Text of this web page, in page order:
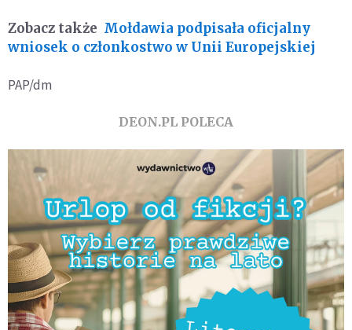
Zobacz także Mołdawia podpisała oficjalny
wniosek o członkostwo w Unii Europejskiej
PAP/dm
DEON.PL POLECA